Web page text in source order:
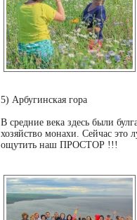
5) Арбугинская гора
В средние века здесь были
хозяйство монахи. Сейчас это
ощутить наш ПРОСТОР !!!